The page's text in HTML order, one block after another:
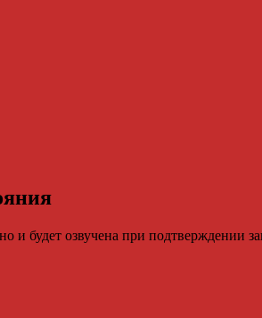
и будет озвучена при подтверждении